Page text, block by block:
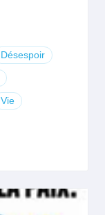
Désespoir
Vie